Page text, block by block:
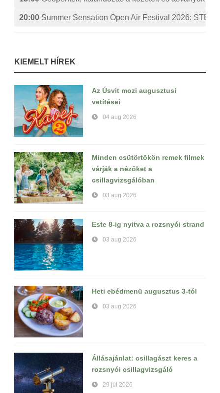
20:00 Summer Sensation Open Air Festival 2026:
KIEMELT HÍREK
Az Úsvit mozi augusztusi
vetítései
04 aug 2026
Minden csütörtökön remek filmek
várják a nézőket a
csillagvizsgálóban
03 aug 2026
Este 8-ig nyitva a rozsnyói strand
03 aug 2026
Heti ebédmenü augusztus 3-tól
03 aug 2026
Állásajánlat: csillagászt keres a
rozsnyói csillagvizsgáló
29 júl 2026